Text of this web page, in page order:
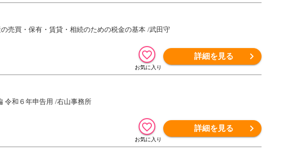
売買・保有・賃貸・相続のための税金の基本 /武田守
詳細を見る
令和６年申告用 /右山事務所
詳細を見る